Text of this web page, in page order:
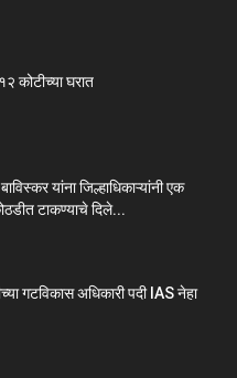
कोटीच्या घरात
यांना जिल्हाधिकाऱ्यांनी एक
टाकण्याचे दिले...
गटविकास अधिकारी पदी IAS नेहा